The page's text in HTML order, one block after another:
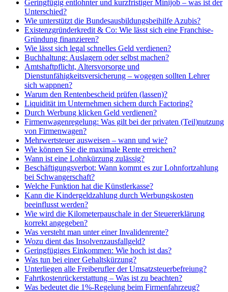
Geringfügig entlohnter und kurzfristiger Minijob – was ist der
Unterschied?
Wie unterstützt die Bundesausbildungsbeihilfe Azubis?
Existenzgründerkredit & Co: Wie lässt sich eine Franchise-
Gründung finanzieren?
Wie lässt sich legal schnelles Geld verdienen?
Buchhaltung: Auslagern oder selbst machen?
Amtshaftpflicht, Altersvorsorge und
Dienstunfähigkeitsversicherung – wogegen sollten Lehrer
sich wappnen?
Warum den Rentenbescheid prüfen (lassen)?
Liquidität im Unternehmen sichern durch Factoring?
Durch Werbung klicken Geld verdienen?
Firmenwagenregelung: Was gilt bei der privaten (Teil)nutzung
von Firmenwagen?
Mehrwertsteuer ausweisen – wann und wie?
Wie können Sie die maximale Rente erreichen?
Wann ist eine Lohnkürzung zulässig?
Beschäftigungsverbot: Wann kommt es zur Lohnfortzahlung
bei Schwangerschaft?
Welche Funktion hat die Künstlerkasse?
Kann die Kindergeldzahlung durch Werbungskosten
beeinflusst werden?
Wie wird die Kilometerpauschale in der Steuererklärung
korrekt angegeben?
Was versteht man unter einer Invalidenrente?
Wozu dient das Insolvenzausfallgeld?
Geringfügiges Einkommen: Wie hoch ist das?
Was tun bei einer Gehaltskürzung?
Unterliegen alle Freiberufler der Umsatzsteuerbefreiung?
Fahrtkostenrückerstattung – Was ist zu beachten?
Was bedeutet die 1%-Regelung beim Firmenfahrzeug?